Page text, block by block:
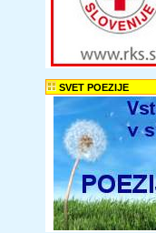
SVET POEZIJE